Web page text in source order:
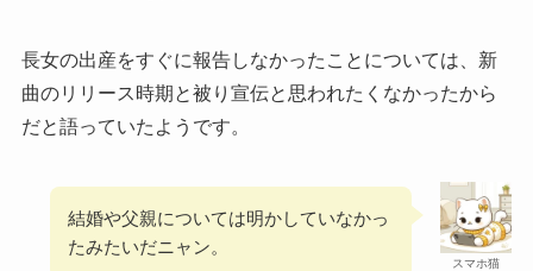
長女の出産をすぐに報告しなかったことについては、新
曲のリリース時期と被り宣伝と思われたくなかったから
だと語っていたようです。
スマホ猫
結婚や父親については明かしていなかっ
たみたいだニャン。